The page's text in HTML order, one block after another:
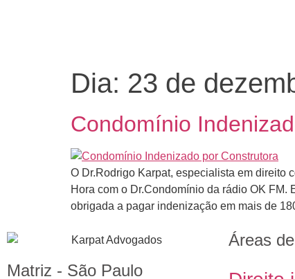
Dia: 23 de
Condomínio
O Dr.Rodrigo Karpat, especialista em direito
Hora com o Dr.Condomínio da rádio OK FM.
obrigada a pagar indenização em mais de
Matriz - São Paulo
Áreas